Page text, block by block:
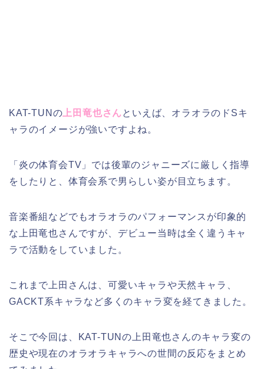
KAT-TUNの 上田竜也さんといえば、オラオラのドSキ
ャラのイメージが強いですよね。
「炎の体育会TV」では後輩のジャニーズに厳しく指導
をしたりと、体育会系で男らしい姿が目立ちます。
音楽番組などでもオラオラのパフォーマンスが印象的
な上田竜也さんですが、デビュー当時は全く違うキャ
ラで活動をしていました。
これまで上田さんは、可愛いキャラや天然キャラ、
GACKT系キャラなど多くのキャラ変を経てきました。
そこで今回は、KAT-TUNの上田竜也さんのキャラ変の
歴史や現在のオラオラキャラへの世間の反応をまとめ